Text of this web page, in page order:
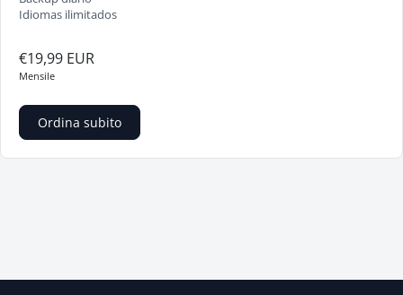
Idiomas ilimitados
€19,99 EUR
Mensile
Ordina subito